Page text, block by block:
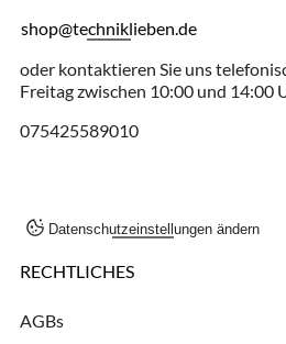
shop@techniklieben.de
oder kontaktieren Sie uns
Freitag zwischen 10:00 und 14:00
075425589010
Datenschutzeinstellungen ändern
RECHTLICHES
AGBs